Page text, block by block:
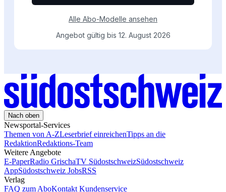
Nach oben
Newsportal-Services
Themen von A-ZLeserbrief einreichenTipps an die
RedaktionRedaktions-Team
Weitere Angebote
E-PaperRadio GrischaTV SüdostschweizSüdostschweiz
AppSüdostschweiz JobsRSS
Verlag
FAQ zum AboKontakt Kundenservice